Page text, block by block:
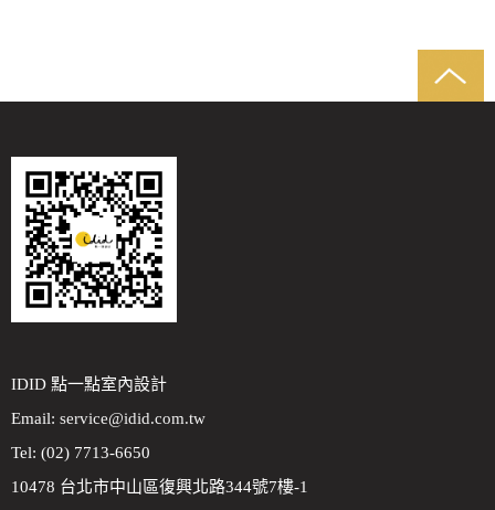
IDID 點一點室內設計
Email: service@idid.com.tw
Tel: (02) 7713-6650
10478 台北市中山區復興北路344號7樓-1